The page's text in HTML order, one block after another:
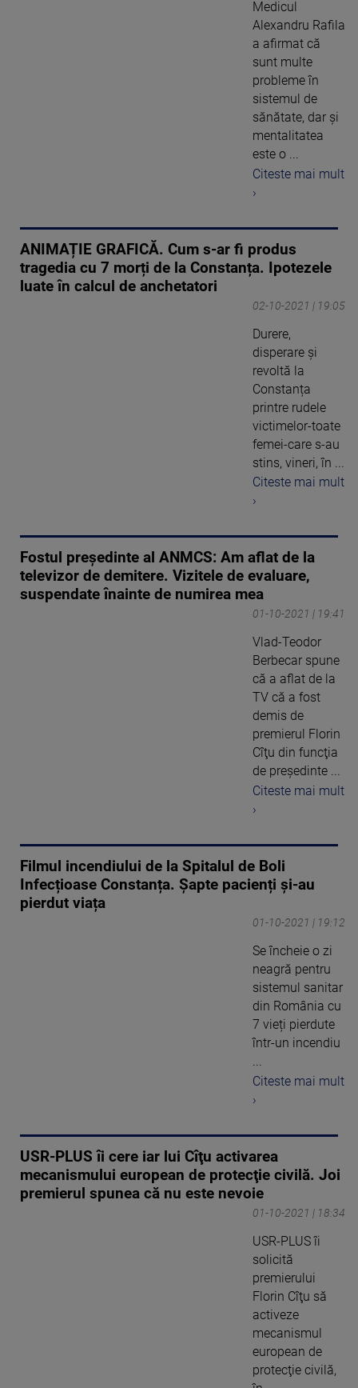
Medicul
Alexandru Rafila
a afirmat că
sunt multe
probleme în
sistemul de
sănătate, dar şi
mentalitatea
este o ...
Citeste mai mult
›
ANIMAȚIE GRAFICĂ. Cum s-ar fi produs
tragedia cu 7 morți de la Constanța. Ipotezele
luate în calcul de anchetatori
02-10-2021 | 19:05
Durere,
disperare și
revoltă la
Constanța
printre rudele
victimelor-toate
femei-care s-au
stins, vineri, în ...
Citeste mai mult
›
Fostul preşedinte al ANMCS: Am aflat de la
televizor de demitere. Vizitele de evaluare,
suspendate înainte de numirea mea
01-10-2021 | 19:41
Vlad-Teodor
Berbecar spune
că a aflat de la
TV că a fost
demis de
premierul Florin
Cîţu din funcţia
de preşedinte ...
Citeste mai mult
›
Filmul incendiului de la Spitalul de Boli
Infecțioase Constanța. Șapte pacienți și-au
pierdut viața
01-10-2021 | 19:12
Se încheie o zi
neagră pentru
sistemul sanitar
din România cu
7 vieți pierdute
într-un incendiu
...
Citeste mai mult
›
USR-PLUS îi cere iar lui Cîţu activarea
mecanismului european de protecţie civilă. Joi
premierul spunea că nu este nevoie
01-10-2021 | 18:34
USR-PLUS îi
solicită
premierului
Florin Cîţu să
activeze
mecanismul
european de
protecţie civilă,